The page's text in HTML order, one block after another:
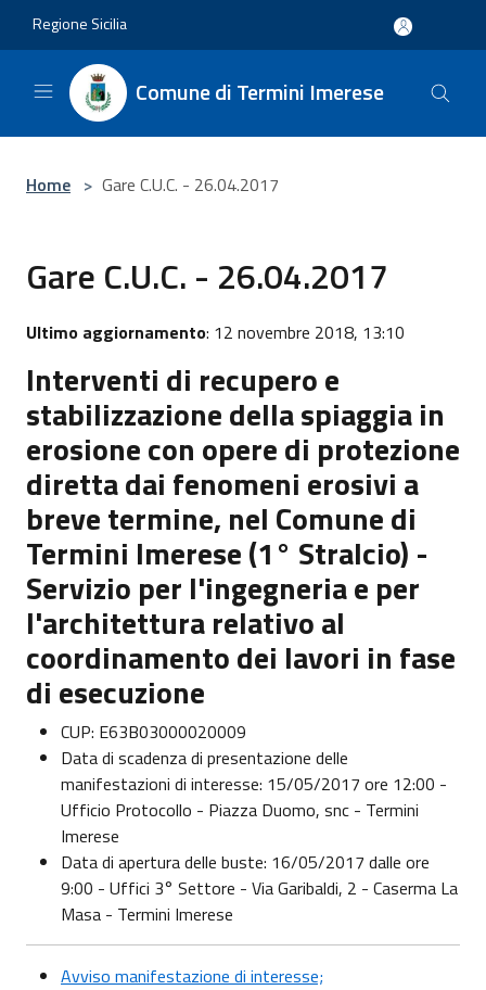
Regione Sicilia
Comune di Termini Imerese
Home > Gare C.U.C. - 26.04.2017
Gare C.U.C. - 26.04.2017
Ultimo aggiornamento: 12 novembre 2018, 13:10
Interventi di recupero e
stabilizzazione della spiaggia in
erosione con opere di protezione
diretta dai fenomeni erosivi a
breve termine, nel Comune di
Termini Imerese (1° Stralcio) -
Servizio per l'ingegneria e per
l'architettura relativo al
coordinamento dei lavori in fase
di esecuzione
CUP: E63B03000020009
Data di scadenza di presentazione delle
manifestazioni di interesse: 15/05/2017 ore 12:00 -
Ufficio Protocollo - Piazza Duomo, snc - Termini
Imerese
Data di apertura delle buste: 16/05/2017 dalle ore
9:00 - Uffici 3° Settore - Via Garibaldi, 2 - Caserma La
Masa - Termini Imerese
Avviso manifestazione di interesse;